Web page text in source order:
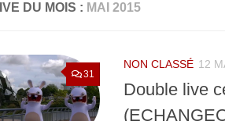
DU MOIS : MAI 2015
31
NON CLASSÉ 12
Double live